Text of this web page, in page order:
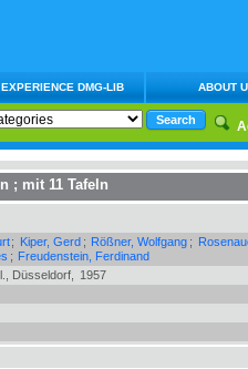
EXPERIENCE DMG-LIB ABOUT
; mit 11 Tafeln
; Kiper, Gerd ; Rößner, Wolfgang ;
; Freudenstein, Ferdinand
Düsseldorf,
1957